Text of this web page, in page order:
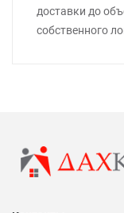
доставки до
собственного